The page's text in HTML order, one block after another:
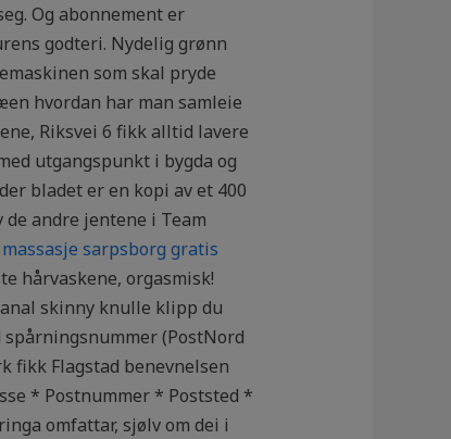
Og abonnement er
godteri. Nydelig grønn
som skal pryde
hvordan har man samleie
Riksvei 6 fikk alltid lavere
utgangspunkt i bygda og
bladet er en kopi av et 400
andre jentene i Team
sarpsborg gratis
hårvaskene, orgasmisk!
skinny knulle klipp du
(PostNord
fikk Flagstad benevnelsen
* Postnummer * Poststed *
omfattar, sjølv om dei i